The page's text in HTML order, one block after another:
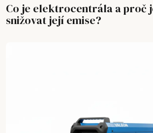
Co je elektrocentrála a proč
snižovat její emise?